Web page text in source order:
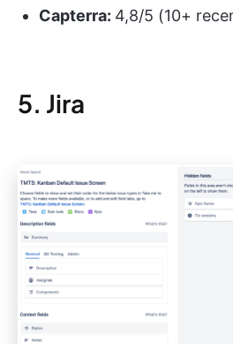
Capterra: 4,8/5 (10+
5. Jira